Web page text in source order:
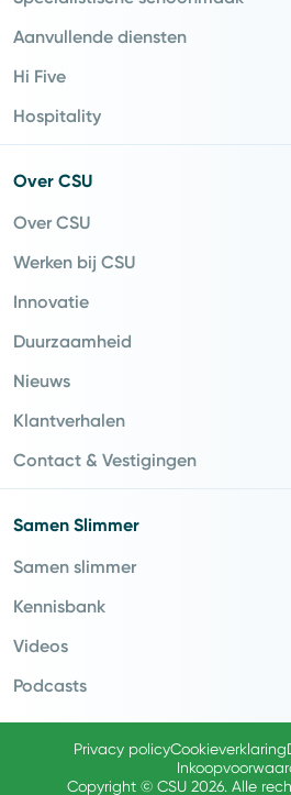
Aanvullende diensten
Hi Five
Hospitality
Over CSU
Over CSU
Werken bij CSU
Innovatie
Duurzaamheid
Nieuws
Klantverhalen
Contact & Vestigingen
Samen Slimmer
Samen slimmer
Kennisbank
Videos
Podcasts
Copyright © CSU 2026. Alle
Privacy policyCookieverklaring